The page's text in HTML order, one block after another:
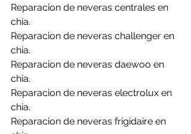
Reparacion de neveras centrales en
chia.
Reparacion de neveras challenger en
chia.
Reparacion de neveras daewoo en
chia.
Reparacion de neveras electrolux en
chia.
Reparacion de neveras frigidaire en